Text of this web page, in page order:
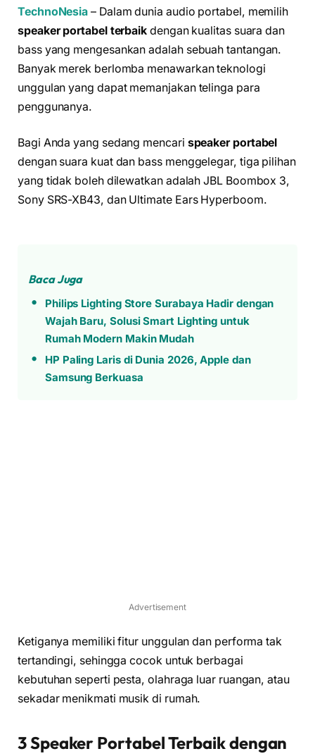
TechnoNesia – Dalam dunia audio portabel, memilih
speaker portabel terbaik dengan kualitas suara dan
bass yang mengesankan adalah sebuah tantangan.
Banyak merek berlomba menawarkan teknologi
unggulan yang dapat memanjakan telinga para
penggunanya.
Bagi Anda yang sedang mencari speaker portabel
dengan suara kuat dan bass menggelegar, tiga pilihan
yang tidak boleh dilewatkan adalah JBL Boombox 3,
Sony SRS-XB43, dan Ultimate Ears Hyperboom.
Baca Juga
Philips Lighting Store Surabaya Hadir dengan
Wajah Baru, Solusi Smart Lighting untuk
Rumah Modern Makin Mudah
HP Paling Laris di Dunia 2026, Apple dan
Samsung Berkuasa
Advertisement
Ketiganya memiliki fitur unggulan dan performa tak
tertandingi, sehingga cocok untuk berbagai
kebutuhan seperti pesta, olahraga luar ruangan, atau
sekadar menikmati musik di rumah.
3 Speaker Portabel Terbaik dengan